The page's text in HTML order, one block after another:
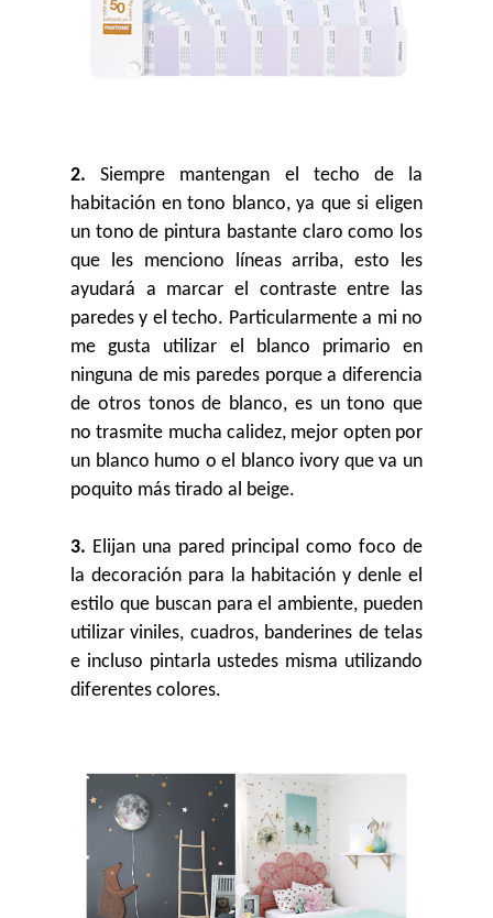
2. Siempre mantengan el techo de la
habitación en tono blanco, ya que si eligen
un tono de pintura bastante claro como los
que les menciono líneas arriba, esto les
ayudará a marcar el contraste entre las
paredes y el techo. Particularmente a mi no
me gusta utilizar el blanco primario en
ninguna de mis paredes porque a diferencia
de otros tonos de blanco, es un tono que
no trasmite mucha calidez, mejor opten por
un blanco humo o el blanco ivory que va un
poquito más tirado al beige.
3. Elijan una pared principal como foco de
la decoración para la habitación y denle el
estilo que buscan para el ambiente, pueden
utilizar viniles, cuadros, banderines de telas
e incluso pintarla ustedes misma utilizando
diferentes colores.